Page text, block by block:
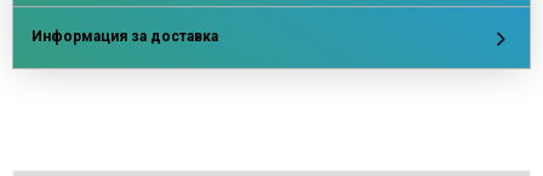
Информация за доставка